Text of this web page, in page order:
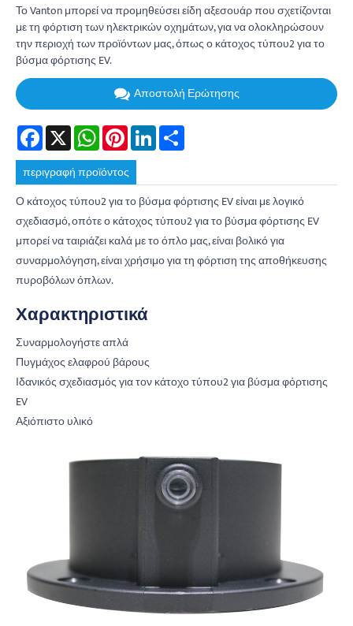
Το Vanton μπορεί να προμηθεύσει είδη αξεσουάρ που σχετίζονται
με τη φόρτιση των ηλεκτρικών οχημάτων, για να ολοκληρώσουν
την περιοχή των προϊόντων μας, όπως ο κάτοχος τύπου2 για το
βύσμα φόρτισης EV.
Αποστολή Ερώτησης
Facebook
X WhatsAppPinterestLinkedIn
περιγραφή προϊόντος
Ο κάτοχος τύπου2 για το βύσμα φόρτισης EV είναι με λογικό
σχεδιασμό, οπότε ο κάτοχος τύπου2 για το βύσμα φόρτισης EV
μπορεί να ταιριάζει καλά με το όπλο μας, είναι βολικό για
συναρμολόγηση, είναι χρήσιμο για τη φόρτιση της αποθήκευσης
πυροβόλων όπλων.
Χαρακτηριστικά
Συναρμολογήστε απλά
Πυγμάχος ελαφρού βάρους
Ιδανικός σχεδιασμός για τον κάτοχο τύπου2 για βύσμα φόρτισης
EV
Αξιόπιστο υλικό